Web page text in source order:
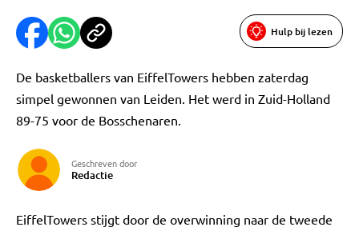
Hulp bij lezen
De basketballers van EiffelTowers hebben zaterdag
simpel gewonnen van Leiden. Het werd in Zuid-Holland
89-75 voor de Bosschenaren.
Geschreven door
Redactie
EiffelTowers stijgt door de overwinning naar de tweede